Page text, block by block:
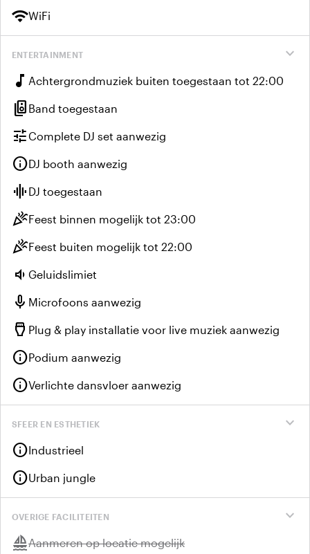
wifiWiFi
expand_more
ENTERTAINMENT
music_note Achtergrondmuziek buiten toegestaan tot 22:00
speaker_group Band toegestaan
tuneComplete DJ set aanwezig
infoDJ booth aanwezig
graphic_eq DJ toegestaan
celebrationFeest binnen mogelijk tot 23:00
celebrationFeest buiten mogelijk tot 22:00
volume_down Geluidslimiet
mic Microfoons aanwezig
settings_input_hdmi Plug & play installatie voor live muziek aanwezig
infoPodium aanwezig
infoVerlichte dansvloer aanwezig
expand_more
SFEER EN ESTHETIEK
infoIndustrieel
infoUrban jungle
expand_more
OVERIGE FACILITEITEN
sailingNiet beschikbaar:
Aanmeren op locatie mogelijk